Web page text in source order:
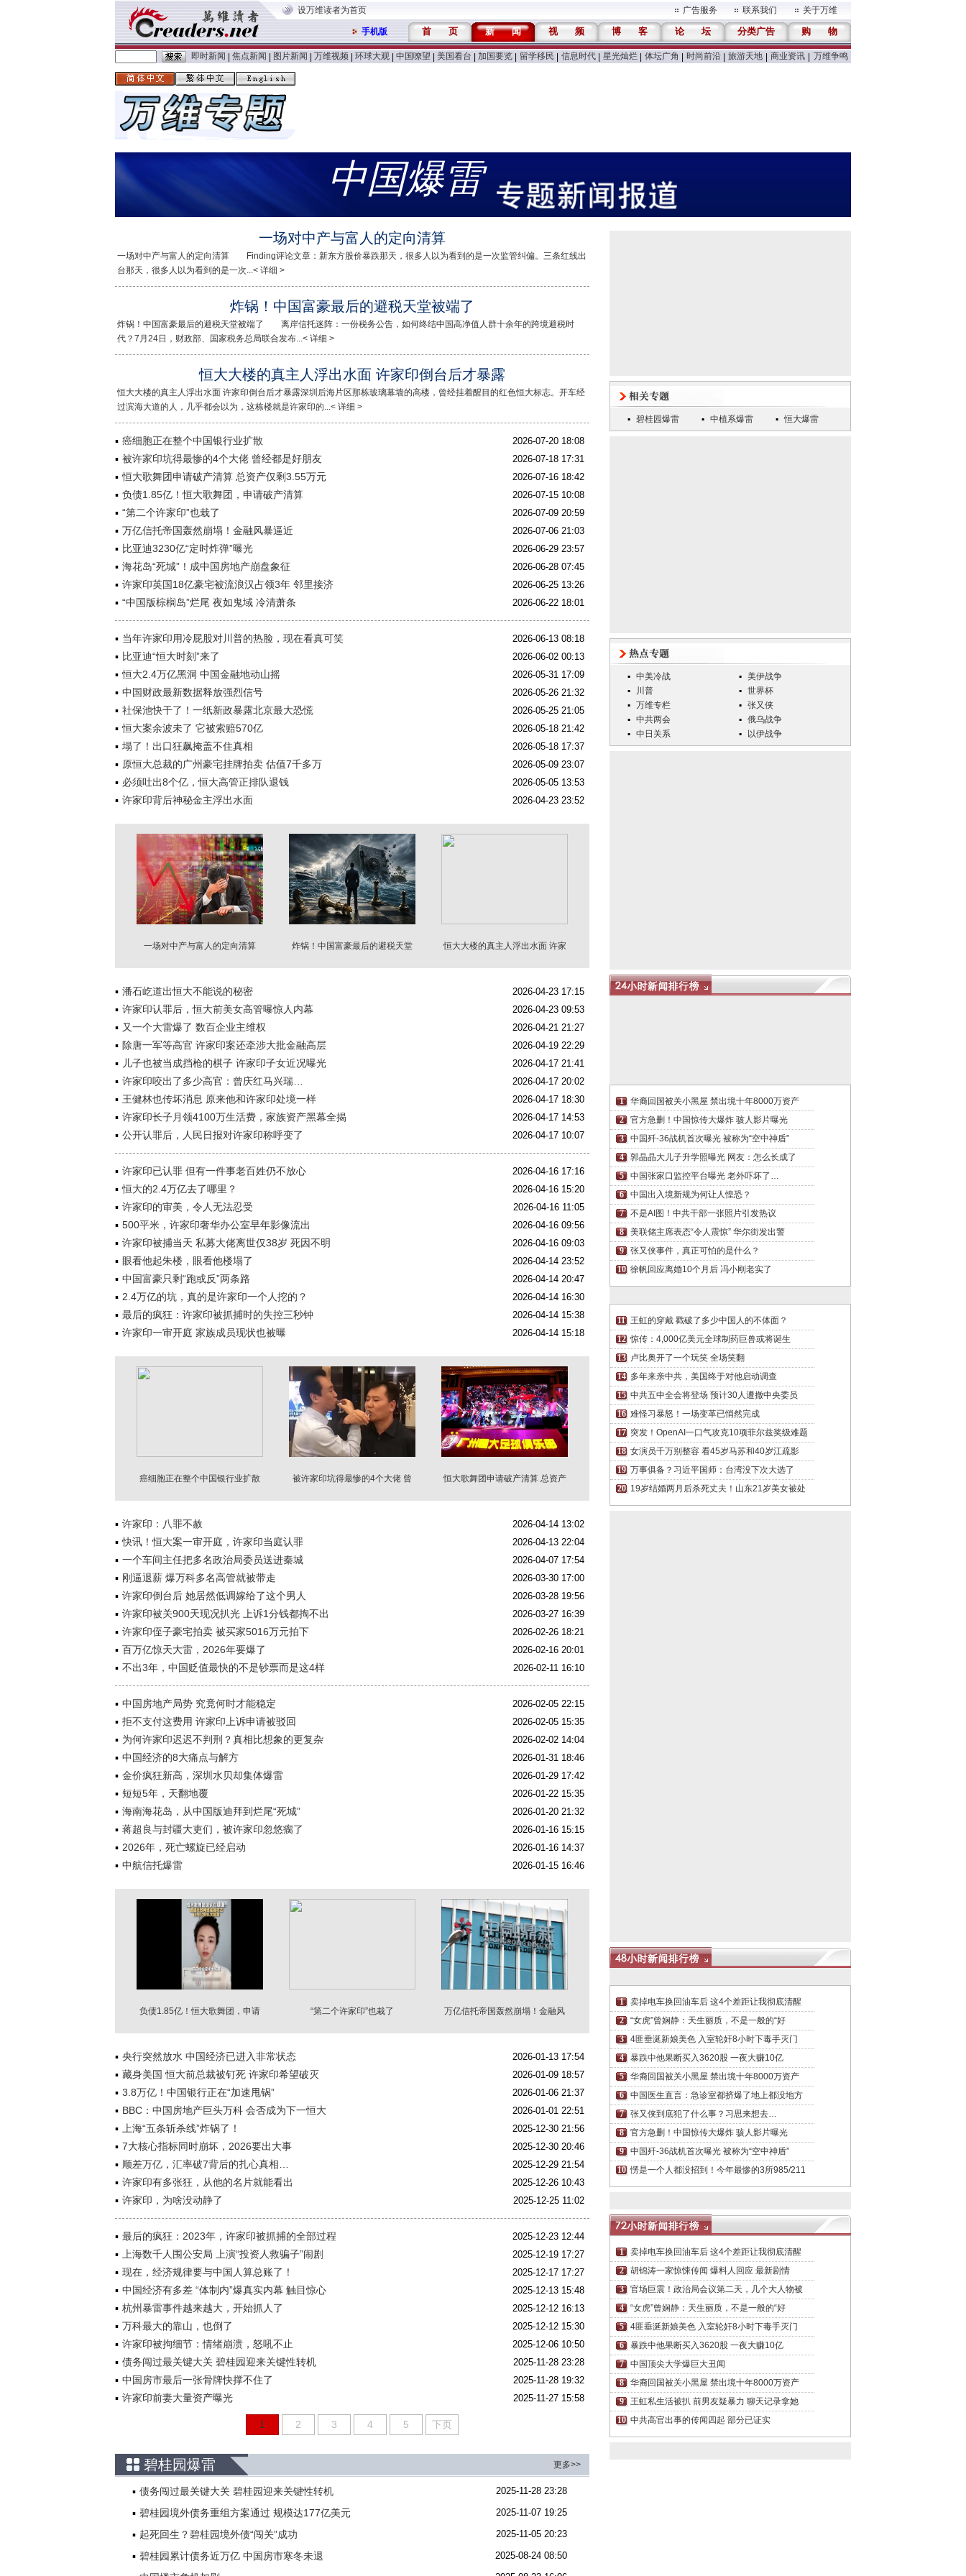
设万维读者为首页 广告服务 联系我们 关于万维
手机版 首 页 新 闻 视 频 博 客 论 坛 分类广告 购 物
即时新闻 焦点新闻 图片新闻 万维视频 环球大观 中国嘹望 美国看台 加国要览 留学移民 信息时代 星光灿烂 体坛广角 时尚前沿 旅游天地 商业资讯 万维争鸣
中国爆雷
一场对中产与富人的定向清算
一场对中产与富人的定向清算 Finding评论文章：新东方股价暴跌那天，很多人以为看到的是一次监管纠偏。三条红线出
台那天，很多人以为看到的是一次...< 详细 >
炸锅！中国富豪最后的避税天堂被端了
炸锅！中国富豪最后的避税天堂被端了 离岸信托迷阵：一份税务公告，如何终结中国高净值人群十余年的跨境避税时
代？7月24日，财政部、国家税务总局联合发布...< 详细 >
恒大大楼的真主人浮出水面 许家印倒台后才暴露
恒大大楼的真主人浮出水面 许家印倒台后才暴露深圳后海片区那栋玻璃幕墙的高楼，曾经挂着醒目的红色恒大标志。开车经
过滨海大道的人，几乎都会以为，这栋楼就是许家印的...< 详细 >
癌细胞正在整个中国银行业扩散 2026-07-20 18:08
被许家印坑得最惨的4个大佬 曾经都是好朋友 2026-07-18 17:31
恒大歌舞团申请破产清算 总资产仅剩3.55万元 2026-07-16 18:42
负债1.85亿！恒大歌舞团，申请破产清算 2026-07-15 10:08
“第二个许家印”也栽了 2026-07-09 20:59
万亿信托帝国轰然崩塌！金融风暴逼近 2026-07-06 21:03
比亚迪3230亿“定时炸弹”曝光 2026-06-29 23:57
海花岛“死城”！成中国房地产崩盘象征 2026-06-28 07:45
许家印英国18亿豪宅被流浪汉占领3年 邻里接济 2026-06-25 13:26
“中国版棕榈岛”烂尾 夜如鬼域 冷清萧条 2026-06-22 18:01
当年许家印用冷屁股对川普的热脸，现在看真可笑 2026-06-13 08:18
比亚迪“恒大时刻”来了 2026-06-02 00:13
恒大2.4万亿黑洞 中国金融地动山摇 2026-05-31 17:09
中国财政最新数据释放强烈信号 2026-05-26 21:32
社保池快干了！一纸新政暴露北京最大恐慌 2026-05-25 21:05
恒大案余波未了 它被索赔570亿 2026-05-18 21:42
塌了！出口狂飙掩盖不住真相 2026-05-18 17:37
原恒大总裁的广州豪宅挂牌拍卖 估值7千多万 2026-05-09 23:07
必须吐出8个亿，恒大高管正排队退钱 2026-05-05 13:53
许家印背后神秘金主浮出水面 2026-04-23 23:52
一场对中产与富人的定向清算
炸锅！中国富豪最后的避税天堂
恒大大楼的真主人浮出水面 许家
潘石屹道出恒大不能说的秘密 2026-04-23 17:15
许家印认罪后，恒大前美女高管曝惊人内幕 2026-04-23 09:53
又一个大雷爆了 数百企业主维权 2026-04-21 21:27
除唐一军等高官 许家印案还牵涉大批金融高层 2026-04-19 22:29
儿子也被当成挡枪的棋子 许家印子女近况曝光 2026-04-17 21:41
许家印咬出了多少高官：曾庆红马兴瑞… 2026-04-17 20:02
王健林也传坏消息 原来他和许家印处境一样 2026-04-17 18:30
许家印长子月领4100万生活费，家族资产黑幕全揭 2026-04-17 14:53
公开认罪后，人民日报对许家印称呼变了 2026-04-17 10:07
许家印已认罪 但有一件事老百姓仍不放心 2026-04-16 17:16
恒大的2.4万亿去了哪里？ 2026-04-16 15:20
许家印的审美，令人无法忍受 2026-04-16 11:05
500平米，许家印奢华办公室早年影像流出 2026-04-16 09:56
许家印被捕当天 私募大佬离世仅38岁 死因不明 2026-04-16 09:03
眼看他起朱楼，眼看他楼塌了 2026-04-14 23:52
中国富豪只剩“跑或反”两条路 2026-04-14 20:47
2.4万亿的坑，真的是许家印一个人挖的？ 2026-04-14 16:30
最后的疯狂：许家印被抓捕时的失控三秒钟 2026-04-14 15:38
许家印一审开庭 家族成员现状也被曝 2026-04-14 15:18
癌细胞正在整个中国银行业扩散
被许家印坑得最惨的4个大佬 曾
恒大歌舞团申请破产清算 总资产
许家印：八罪不赦 2026-04-14 13:02
快讯！恒大案一审开庭，许家印当庭认罪 2026-04-13 22:04
一个车间主任把多名政治局委员送进秦城 2026-04-07 17:54
刚逼退薪 爆万科多名高管就被带走 2026-03-30 17:00
许家印倒台后 她居然低调嫁给了这个男人 2026-03-28 19:56
许家印被关900天现况扒光 上诉1分钱都掏不出 2026-03-27 16:39
许家印侄子豪宅拍卖 被买家5016万元拍下 2026-02-26 18:21
百万亿惊天大雷，2026年要爆了 2026-02-16 20:01
不出3年，中国贬值最快的不是钞票而是这4样 2026-02-11 16:10
中国房地产局势 究竟何时才能稳定 2026-02-05 22:15
拒不支付这费用 许家印上诉申请被驳回 2026-02-05 15:35
为何许家印迟迟不判刑？真相比想象的更复杂 2026-02-02 14:04
中国经济的8大痛点与解方 2026-01-31 18:46
金价疯狂新高，深圳水贝却集体爆雷 2026-01-29 17:42
短短5年，天翻地覆 2026-01-22 15:35
海南海花岛，从中国版迪拜到烂尾“死城” 2026-01-20 21:32
蒋超良与封疆大吏们，被许家印忽悠瘸了 2026-01-16 15:15
2026年，死亡螺旋已经启动 2026-01-16 14:37
中航信托爆雷 2026-01-15 16:46
负债1.85亿！恒大歌舞团，申请
“第二个许家印”也栽了
万亿信托帝国轰然崩塌！金融风
央行突然放水 中国经济已进入非常状态 2026-01-13 17:54
藏身美国 恒大前总裁被钉死 许家印希望破灭 2026-01-09 18:57
3.8万亿！中国银行正在“加速甩锅” 2026-01-06 21:37
BBC：中国房地产巨头万科 会否成为下一恒大 2026-01-01 22:51
上海“五条斩杀线”炸锅了！ 2025-12-30 21:56
7大核心指标同时崩坏，2026要出大事 2025-12-30 20:46
顺差万亿，汇率破7背后的扎心真相… 2025-12-29 21:54
许家印有多张狂，从他的名片就能看出 2025-12-26 10:43
许家印，为啥没动静了 2025-12-25 11:02
最后的疯狂：2023年，许家印被抓捕的全部过程 2025-12-23 12:44
上海数千人围公安局 上演“投资人救骗子”闹剧 2025-12-19 17:27
现在，经济规律要与中国人算总账了！ 2025-12-17 17:27
中国经济有多差 “体制内”爆真实内幕 触目惊心 2025-12-13 15:48
杭州暴雷事件越来越大，开始抓人了 2025-12-12 16:13
万科最大的靠山，也倒了 2025-12-12 15:30
许家印被拘细节：情绪崩溃，怒吼不止 2025-12-06 10:50
债务闯过最关键大关 碧桂园迎来关键性转机 2025-11-28 23:28
中国房市最后一张骨牌快撑不住了 2025-11-28 19:32
许家印前妻大量资产曝光 2025-11-27 15:58
1 2 3 4 5 下页
碧桂园爆雷 更多>>
债务闯过最关键大关 碧桂园迎来关键性转机 2025-11-28 23:28
碧桂园境外债务重组方案通过 规模达177亿美元 2025-11-07 19:25
起死回生？碧桂园境外债“闯关”成功 2025-11-05 20:23
碧桂园累计债务近万亿 中国房市寒冬未退 2025-08-24 08:50
碧桂园爆雷 中植系爆雷 恒大爆雷
中美冷战
美伊战争
川普
世界杯
万维专栏
张又侠
中共两会
俄乌战争
中日关系
以伊战争
华裔回国被关小黑屋 禁出境十年8000万资产
官方急删！中国惊传大爆炸 骇人影片曝光
中国歼-36战机首次曝光 被称为“空中神盾”
郭晶晶大儿子升学照曝光 网友：怎么长成了
中国张家口监控平台曝光 老外吓坏了…
中国出入境新规为何让人惶恐？
不是AI图！中共干部一张照片引发热议
美联储主席表态“令人震惊” 华尔街发出警
张又侠事件，真正可怕的是什么？
徐帆回应离婚10个月后 冯小刚老实了
王虹的穿戴 戳破了多少中国人的不体面？
惊传：4,000亿美元全球制药巨兽或将诞生
卢比奥开了一个玩笑 全场笑翻
多年来亲中共，美国终于对他启动调查
中共五中全会将登场 预计30人遭撤中央委员
难怪习暴怒！一场变革已悄然完成
突发！OpenAI一口气攻克10项菲尔兹奖级难题
女演员千万别整容 看45岁马苏和40岁江疏影
万事俱备？习近平国师：台湾没下次大选了
19岁结婚两月后杀死丈夫！山东21岁美女被处
卖掉电车换回油车后 这4个差距让我彻底清醒
“女虎”曾娴静：天生丽质，不是一般的“好
4匪垂涎新娘美色 入室轮奸8小时下毒手灭门
暴跌中他果断买入3620股 一夜大赚10亿
华裔回国被关小黑屋 禁出境十年8000万资产
中国医生直言：急诊室都挤爆了地上都没地方
张又侠到底犯了什么事？习思来想去…
官方急删！中国惊传大爆炸 骇人影片曝光
中国歼-36战机首次曝光 被称为“空中神盾”
愣是一个人都没招到！今年最惨的3所985/211
卖掉电车换回油车后 这4个差距让我彻底清醒
胡锦涛一家惊悚传闻 爆料人回应 最新剧情
官场巨震！政治局会议第二天，几个大人物被
“女虎”曾娴静：天生丽质，不是一般的“好
4匪垂涎新娘美色 入室轮奸8小时下毒手灭门
暴跌中他果断买入3620股 一夜大赚10亿
中国顶尖大学爆巨大丑闻
华裔回国被关小黑屋 禁出境十年8000万资产
王虹私生活被扒 前男友疑暴力 聊天记录拿她
中共高官出事的传闻四起 部分已证实